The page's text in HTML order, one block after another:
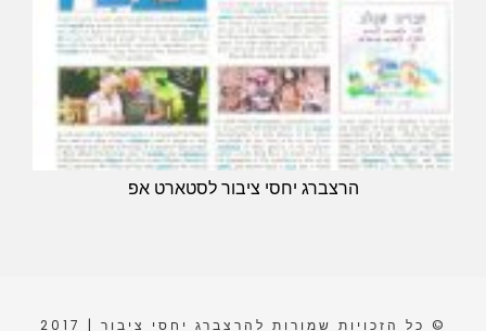
הרצברג יחסי ציבור לסטארט אפ
© כל הזכויות שמורות להרצברג יחסי ציבור | 2017